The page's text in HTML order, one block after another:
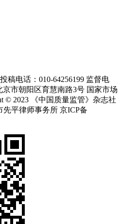
投稿电话：010-64256199 监督电
京市朝阳区育慧南路3号 国家市场
© 2023 《中国质量监管》杂志社
先平律师事务所 京ICP备